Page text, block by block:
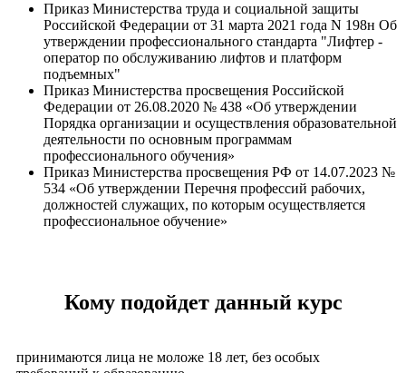
Приказ Министерства труда и социальной защиты
Российской Федерации от 31 марта 2021 года N 198н Об
утверждении профессионального стандарта "Лифтер -
оператор по обслуживанию лифтов и платформ
подъемных"
Приказ Министерства просвещения Российской
Федерации от 26.08.2020 № 438 «Об утверждении
Порядка организации и осуществления образовательной
деятельности по основным программам
профессионального обучения»
Приказ Министерства просвещения РФ от 14.07.2023 №
534 «Об утверждении Перечня профессий рабочих,
должностей служащих, по которым осуществляется
профессиональное обучение»
​Кому подойдет данный курс
принимаются лица не моложе 18 лет, без особых